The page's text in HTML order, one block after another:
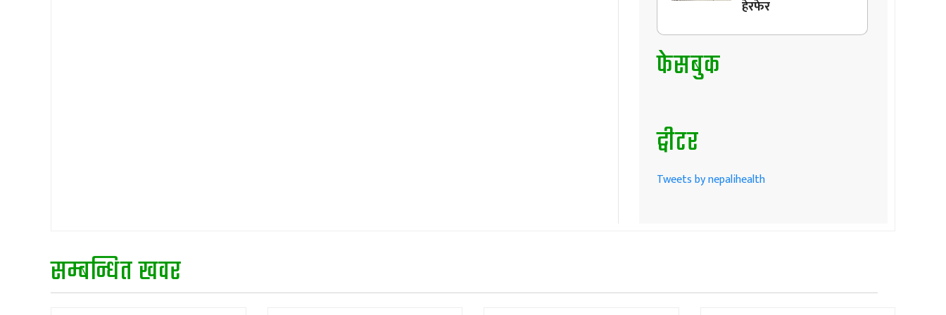
हेरफेर
फेसबुक
ट्वीटर
Tweets by nepalihealth
सम्बन्धित खवर